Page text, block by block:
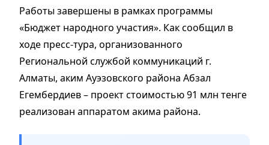
Работы завершены в рамках программы
«Бюджет народного участия». Как сообщил в
ходе пресс-тура, организованного
Региональной службой коммуникаций г.
Алматы, аким Ауэзовского района Абзал
Егембердиев – проект стоимостью 91 млн тенге
реализован аппаратом акима района.